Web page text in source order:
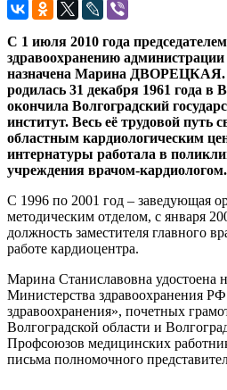
С 1 июля 2010 года
здравоохранению администрации
назначена Марина ДВОРЕЦКАЯ.
родилась 31 декабря 1961 года в
окончила Волгоградский
институт. Весь её трудовой путь
областным кардиологическим
интернатуры работала в
учреждения врачом-кардиологом.
С 1996 по 2001 год – заведующая
методическим отделом, с января
должность заместителя главного
работе кардиоцентра.
Марина Станиславовна удостоена
Министерства здравоохранения
здравоохранения», почетных
Волгоградской области и
Профсоюзов медицинских
письма полномочного